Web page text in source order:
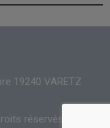
19240 VARETZ
réservés